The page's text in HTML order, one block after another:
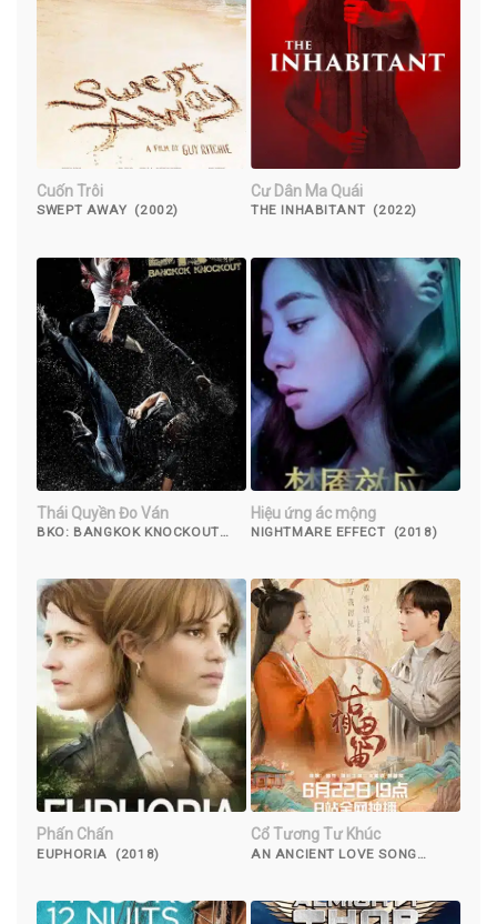
Cuốn Trôi
SWEPT AWAY (2002)
Cư Dân Ma Quái
THE INHABITANT (2022)
Thái Quyền Đo Ván
BKO: BANGKOK KNOCKOUT
Hiệu ứng ác mộng
NIGHTMARE EFFECT (2018)
Phấn Chấn
EUPHORIA (2018)
Cổ Tương Tư Khúc
AN ANCIENT LOVE SONG